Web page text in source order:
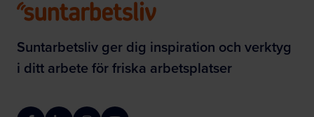
Suntarbetsliv ger dig inspiration och verktyg
i ditt arbete för friska arbetsplatser